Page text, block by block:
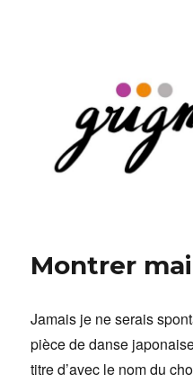
Montrer
Jamais je ne serais
pièce de danse
titre d’avec le nom du